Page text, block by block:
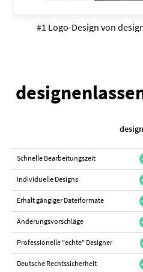
#1 Logo-Design von
Schnelle Bearbeitungszeit
Individuelle Designs
Erhalt gängiger Dateiformate
Änderungsvorschläge
Professionelle "echte" Designer
Deutsche Rechtssicherheit